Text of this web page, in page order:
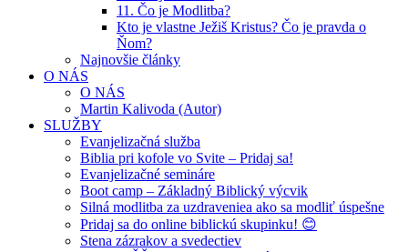
11. Čo je Modlitba?
Kto je vlastne Ježiš Kristus? Čo je pravda o
Ňom?
Najnovšie články
O NÁS
O NÁS
Martin Kalivoda (Autor)
SLUŽBY
Evanjelizačná služba
Biblia pri kofole vo Svite – Pridaj sa!
Evanjelizačné semináre
Boot camp – Základný Biblický výcvik
Silná modlitba za uzdraveniea ako sa modliť úspešne
Pridaj sa do online biblickú skupinku! 😊
Stena zázrakov a svedectiev